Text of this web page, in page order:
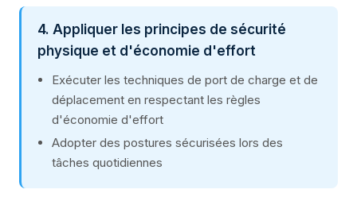
4. Appliquer les principes de sécurité
physique et d'économie d'effort
Exécuter les techniques de port de charge et de
déplacement en respectant les règles
d'économie d'effort
Adopter des postures sécurisées lors des
tâches quotidiennes